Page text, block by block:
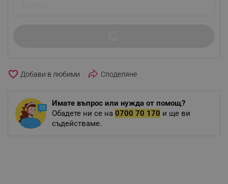
favorite_border Споделяне
Имате въпрос или нужда от помощ?
Обадете ни се на 0700 70 170 и ще ви
съдействаме.